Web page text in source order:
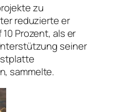
zu
reduzierte er
Prozent, als er
seiner
sammelte.